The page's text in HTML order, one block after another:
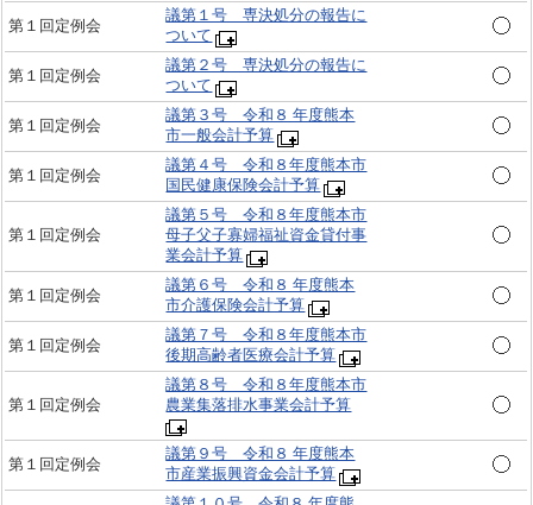
第１回定例会
議第１号 専決処分の報告に
ついて
第１回定例会
議第２号 専決処分の報告に
ついて
第１回定例会
議第３号 令和８ 年度熊本
市一般会計予算
第１回定例会
議第４号 令和８年度熊本市
国民健康保険会計予算
第１回定例会
議第５号 令和８年度熊本市
母子父子寡婦福祉資金貸付事
業会計予算
第１回定例会
議第６号 令和８ 年度熊本
市介護保険会計予算
第１回定例会
議第７号 令和８年度熊本市
後期高齢者医療会計予算
第１回定例会
議第８号 令和８年度熊本市
農業集落排水事業会計予算
第１回定例会
議第９号 令和８ 年度熊本
市産業振興資金会計予算